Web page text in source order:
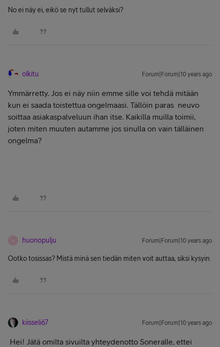
No ei näy ei, eikö se nyt tullut selväksi?
olkitu Forum|Forum|10 years ago
Ymmärretty. Jos ei näy niin emme sille voi tehdä mitään
kun ei saada toistettua ongelmaasi. Tällöin paras neuvo
soittaa asiakaspalveluun ihan itse. Kaikilla muilla toimii,
joten miten muuten autamme jos sinulla on vain tälläinen
ongelma?
huonopulju Forum|Forum|10 years ago
Ootko tosissas? Mistä minä sen tiedän miten voit auttaa, siksi kysyin.
kiisseli67 Forum|Forum|10 years ago
Hei! Jätä omilta sivuilta yhteydenotto Soneralle, ettei